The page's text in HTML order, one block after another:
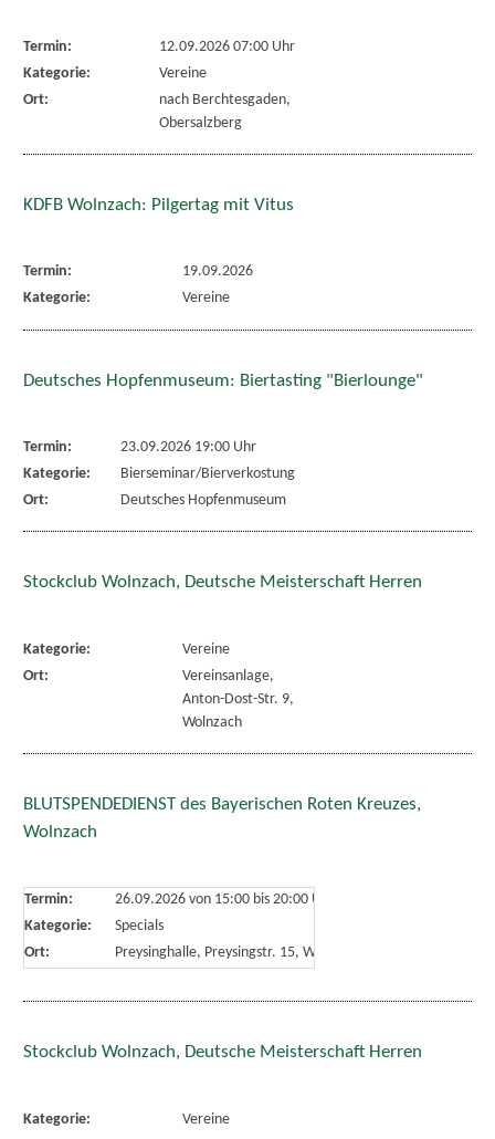
Termin:
12.09.2026 07:00 Uhr
Kategorie:
Vereine
Ort:
nach Berchtesgaden,
Obersalzberg
KDFB Wolnzach: Pilgertag mit Vitus
Termin:
19.09.2026
Kategorie:
Vereine
Deutsches Hopfenmuseum: Biertasting "Bierlounge"
Termin:
23.09.2026 19:00 Uhr
Kategorie:
Bierseminar/Bierverkostung
Ort:
Deutsches Hopfenmuseum
Stockclub Wolnzach, Deutsche Meisterschaft Herren
Kategorie:
Vereine
Ort:
Vereinsanlage,
Anton-Dost-Str. 9,
Wolnzach
BLUTSPENDEDIENST des Bayerischen Roten Kreuzes,
Wolnzach
Termin: 26.09.2026 von 15:00bis 20:00 Uhr
Kategorie:
Specials
Ort:
Preysinghalle, Preysingstr. 15, Wolnzach
Stockclub Wolnzach, Deutsche Meisterschaft Herren
Kategorie:
Vereine